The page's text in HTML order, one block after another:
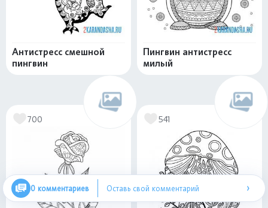
Антистресс смешной
пингвин
Пингвин антистресс
милый
700 541
0 комментариев Оставь свой комментарий ›